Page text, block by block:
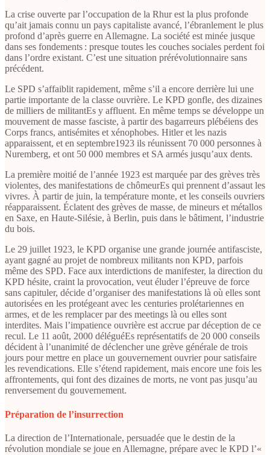
La crise ouverte par l’occupation de la Rhur est la plus profonde
qu’ait jamais connu un pays capitaliste avancé, l’ébranlement le plus
profond d’après guerre en Allemagne. La société est minée jusque
dans ses fondements : presque toutes les couches sociales perdent foi
dans l’ordre existant. C’est une situation prérévolutionnaire sans
précédent.
Le SPD s’affaiblit rapidement, même s’il a encore derrière lui une
partie importante de la classe ouvrière. Le KPD gonfle, des dizaines
de milliers de militantEs y affluent. En même temps se développe un
mouvement de masse fasciste, à partir des bagarreurs plébéiens des
Corps francs, antisémites et xénophobes. Hitler et les nazis
apparaissent, et en septembre1923 ils réunissent 70 000 personnes à
Nuremberg, et ont 50 000 membres et SA armés jusqu’aux dents.
La première moitié de l’année 1923 est marquée par des grèves très
violentes, des manifestations de chômeurEs qui prennent d’assaut les
vivres. À partir de juin, la température monte, et les conseils ouvriers
réapparaissent. Éclatent des grèves de masse, de mineurs et métallos
en Saxe, en Haute-Silésie, à Berlin, puis dans le bâtiment, l’industrie
du bois.
Le 29 juillet 1923, le KPD organise une grande journée antifasciste,
ayant gagné au projet de nombreux militants non KPD, parfois
même des SPD. Face aux interdictions de manifester, la direction du
KPD hésite, craint la provocation, veut éluder l’épreuve de force
sans capituler, décide d’organiser des manifestations là où elles sont
autorisées en les protégeant avec les centuries prolétariennes en
armes, et de les remplacer par des meetings là ou elles sont
interdites. Mais l’impatience ouvrière est accrue par déception de ce
recul. Le 11 août, 2000 déléguéEs représentatifs de 20 000 conseils
décident à l’unanimité de déclencher une grève générale de trois
jours pour mettre en place un gouvernement ouvrier pour satisfaire
les revendications. Elle s’étend rapidement, mais encore une fois les
affrontements, qui font des dizaines de morts, ne vont pas jusqu’au
renversement du gouvernement.
Préparation de l’insurrection
La direction de l’Internationale, persuadée que le destin de la
révolution mondiale se joue en Allemagne, prépare avec le KPD l’«